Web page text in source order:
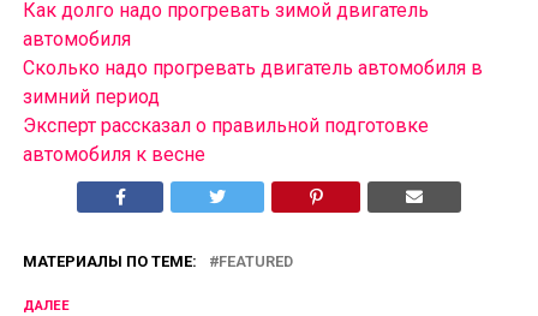
Как долго надо прогревать зимой двигатель
автомобиля
Сколько надо прогревать двигатель автомобиля в
зимний период
Эксперт рассказал о правильной подготовке
автомобиля к весне
МАТЕРИАЛЫ ПО ТЕМЕ: FEATURED
ДАЛЕЕ